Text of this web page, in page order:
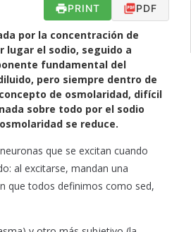
PRINT PDF
por la concentración de
lugar el sodio, seguido a
fundamental del
pero siempre dentro de
de osmolaridad, difícil
sobre todo por el sodio
se reduce.
que se excitan cuando
al excitarse, mandan una
que todos definimos como sed,